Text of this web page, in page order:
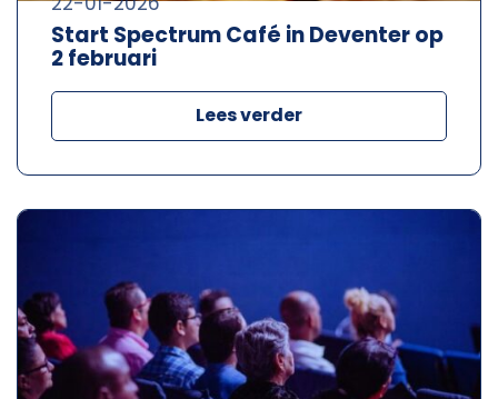
Start Spectrum Café in Deventer op
2 februari
Lees verder